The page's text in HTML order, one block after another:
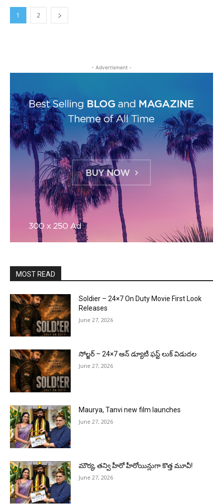
1 2
- Advertisment -
MOST READ
Soldier – 24×7 On Duty Movie First Look
Releases
June 27, 2026
సోల్జర్ – 24×7 ఆన్ డ్యూటీ ఫస్ట్ లుక్ విడుదల
June 27, 2026
Maurya, Tanvi new film launches
June 27, 2026
మౌర్య‌, త‌న్వి హీరో హీరోయిన్లుగా కొత్త మూవీ!
June 27, 2026